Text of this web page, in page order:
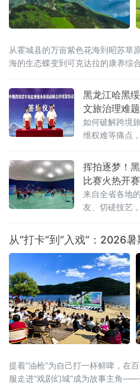
从霍城县的万亩紫色花海到昭苏草
海的生态蝶变到可克达拉的康养综
黑龙江哈黑
文旅治理难题
如何破解跨境
维权难等痛点
发展战略合作
跨境旅游市场
地。此举跨区
俄开放优势、
践，有效填补
挥拍逐梦！
比赛火热开赛
来自全省各地
友、切磋技艺
赛程紧凑、看
男、女团体和
打、男子单打
覆盖羽毛球主
从“打卡”到“入戏”：2026
提着“油枪”为自己打一杯鲜啤，在
服走进“戏剧幻城”成为故事主角